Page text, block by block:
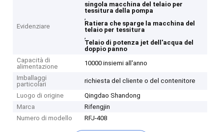
Evidenziare
singola macchina del telaio per
tessitura della pompa
,
Ratiera che sparge la macchina del
telaio per tessitura
,
Telaio di potenza jet dell'acqua del
doppio panno
Capacità di
alimentazione
10000 insiemi all'anno
Imballaggi
particolari
richiesta del cliente o del contenitore
Luogo di origine
Qingdao Shandong
Marca
Rifengjin
Numero di modello
RFJ-408